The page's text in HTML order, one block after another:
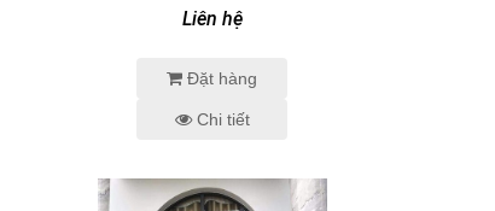
Liên hệ
Đặt hàng
Chi tiết